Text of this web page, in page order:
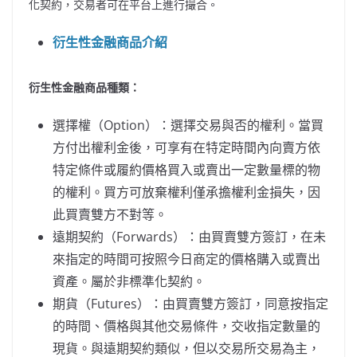
化契約，交易者可在平台上進行撮合。
衍生性金融商品介紹
衍生性金融商品種類：
選擇權（Option）：選擇交易與否的權利。當買
方付出權利金後，可享有在特定時間內向賣方依
特定條件或履約價格買入或賣出一定數量標的物
的權利。買方可放棄權利僅承擔權利金損失，因
此買賣雙方不對等。
遠期契約（Forwards）：由買賣雙方簽訂，在未
來指定的時間可按照今日商定的價格購入或賣出
資產。屬於非標準化契約。
期貨（Futures）：由買賣雙方簽訂，同意按指定
的時間、價格與其他交易條件，交收指定數量的
現貨。與遠期契約類似，但以交易所交易為主，